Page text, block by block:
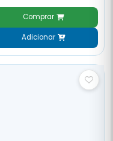
Comprar
Adicionar